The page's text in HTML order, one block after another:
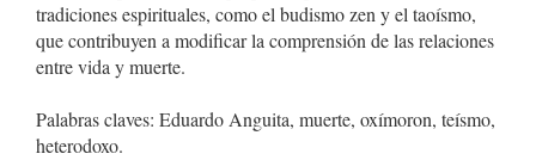
tradiciones espirituales, como el budismo zen y el taoísmo,
que contribuyen a modificar la comprensión de las relaciones
entre vida y muerte.
Palabras claves: Eduardo Anguita, muerte, oxímoron, teísmo,
heterodoxo.